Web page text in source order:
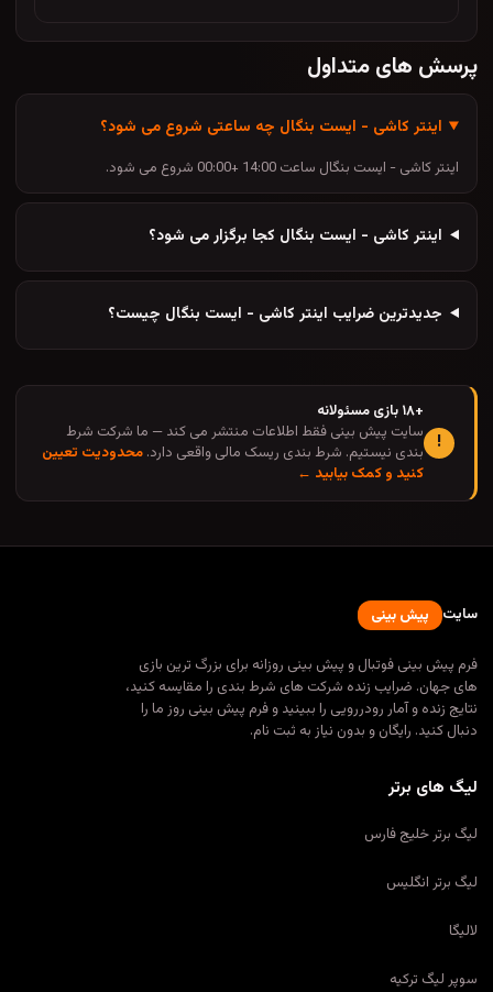
پرسش های متداول
اینتر کاشی - ایست بنگال چه ساعتی شروع می شود؟
اینتر کاشی - ایست بنگال ساعت 14:00 +00:00 شروع می شود.
اینتر کاشی - ایست بنگال کجا برگزار می شود؟
جدیدترین ضرایب اینتر کاشی - ایست بنگال چیست؟
!
+۱۸ بازی مسئولانه
سایت پیش بینی فقط اطلاعات منتشر می کند — ما شرکت شرط
بندی نیستیم. شرط بندی ریسک مالی واقعی دارد. محدودیت تعیین
کنید و کمک بیابید ←
سایت پیش بینی
فرم پیش بینی فوتبال و پیش بینی روزانه برای بزرگ ترین بازی
های جهان. ضرایب زنده شرکت های شرط بندی را مقایسه کنید،
نتایج زنده و آمار رودررویی را ببینید و فرم پیش بینی روز ما را
دنبال کنید. رایگان و بدون نیاز به ثبت نام.
لیگ های برتر
لیگ برتر خلیج فارس
لیگ برتر انگلیس
لالیگا
سوپر لیگ ترکیه